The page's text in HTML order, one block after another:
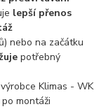
lepší přenos
nebo na začátku
potřebný
Klimas - WK
montáži